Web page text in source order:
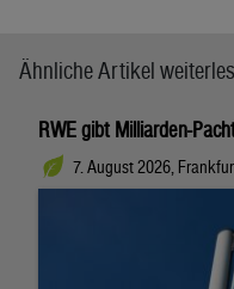
Ähnliche Artikel
RWE gibt Milliarden-
7. August 2026,